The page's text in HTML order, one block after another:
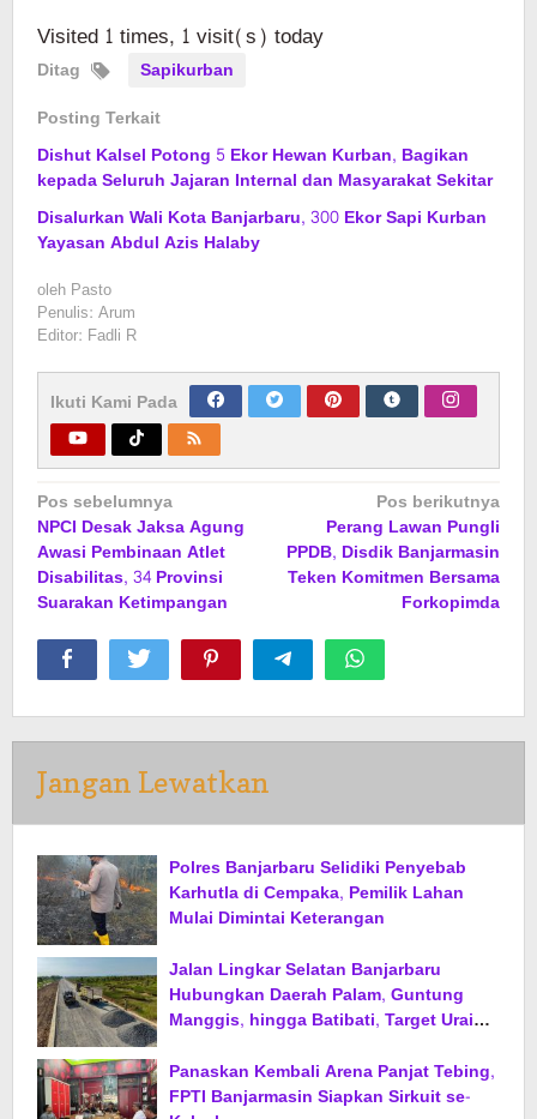
Visited 1 times, 1 visit(s) today
Ditag
Sapikurban
Posting Terkait
Dishut Kalsel Potong 5 Ekor Hewan Kurban, Bagikan
kepada Seluruh Jajaran Internal dan Masyarakat Sekitar
Disalurkan Wali Kota Banjarbaru, 300 Ekor Sapi Kurban
Yayasan Abdul Azis Halaby
oleh Pasto
Penulis: Arum
Editor: Fadli R
Ikuti Kami Pada
Navigasi
pos
Pos sebelumnya
NPCI Desak Jaksa Agung
Awasi Pembinaan Atlet
Disabilitas, 34 Provinsi
Suarakan Ketimpangan
Pos berikutnya
Perang Lawan Pungli
PPDB, Disdik Banjarmasin
Teken Komitmen Bersama
Forkopimda
Jangan Lewatkan
Polres Banjarbaru Selidiki Penyebab
Karhutla di Cempaka, Pemilik Lahan
Mulai Dimintai Keterangan
Jalan Lingkar Selatan Banjarbaru
Hubungkan Daerah Palam, Guntung
Manggis, hingga Batibati, Target Urai
Panaskan Kembali Arena Panjat Tebing,
FPTI Banjarmasin Siapkan Sirkuit se-